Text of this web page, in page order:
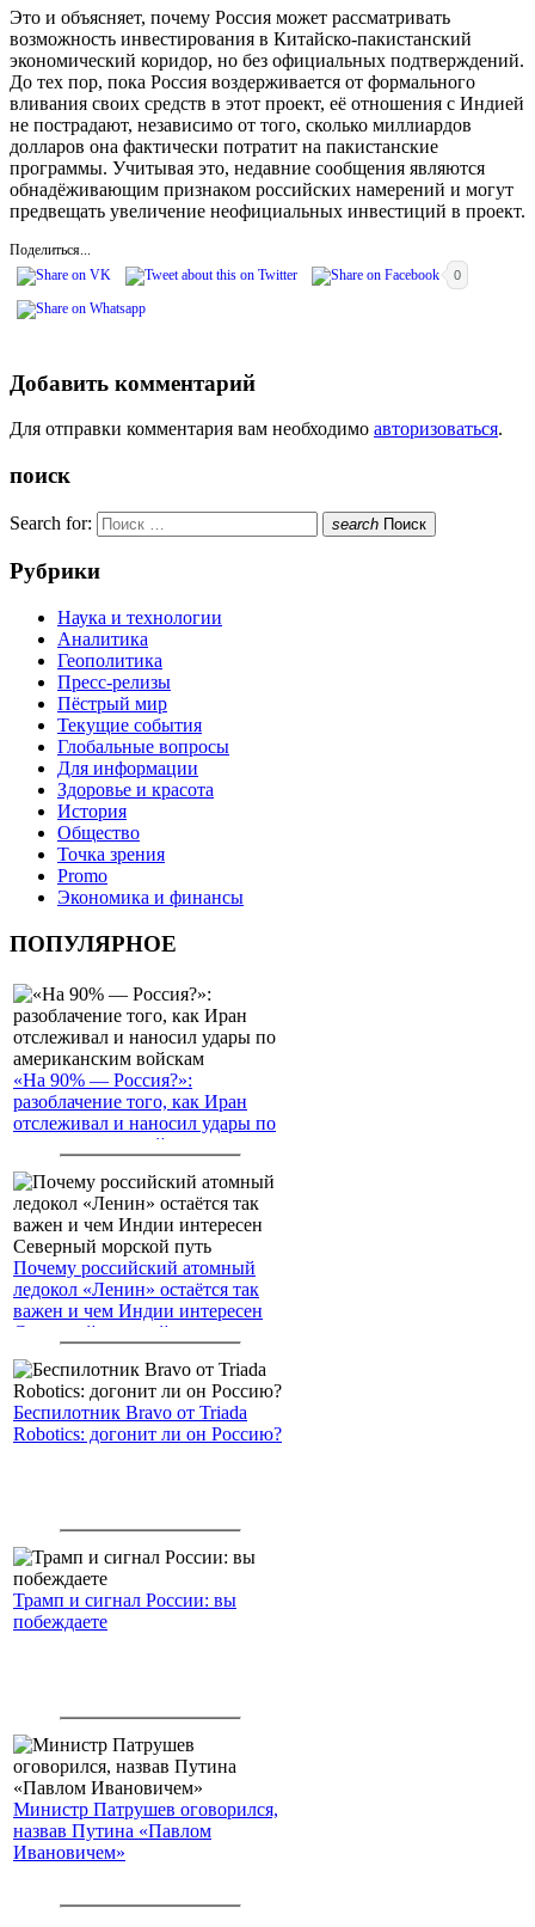
Это и объясняет, почему Россия может рассматривать
возможность инвестирования в Китайско-пакистанский
экономический коридор, но без официальных подтверждений.
До тех пор, пока Россия воздерживается от формального
вливания своих средств в этот проект, её отношения с Индией
не пострадают, независимо от того, сколько миллиардов
долларов она фактически потратит на пакистанские
программы. Учитывая это, недавние сообщения являются
обнадёживающим признаком российских намерений и могут
предвещать увеличение неофициальных инвестиций в проект.
Поделиться...
0
Добавить комментарий
Для отправки комментария вам необходимо авторизоваться.
поиск
Search for: search Поиск
Рубрики
Наука и технологии
Аналитика
Геополитика
Пресс-релизы
Пёстрый мир
Текущие события
Глобальные вопросы
Для информации
Здоровье и красота
История
Общество
Точка зрения
Promo
Экономика и финансы
ПОПУЛЯРНОЕ
«На 90% — Россия?»:
разоблачение того, как Иран
отслеживал и наносил удары по
американским войскам
Почему российский атомный
ледокол «Ленин» остаётся так
важен и чем Индии интересен
Северный морской путь
Беспилотник Bravo от Triada
Robotics: догонит ли он Россию?
Трамп и сигнал России: вы
побеждаете
Министр Патрушев оговорился,
назвав Путина «Павлом
Ивановичем»